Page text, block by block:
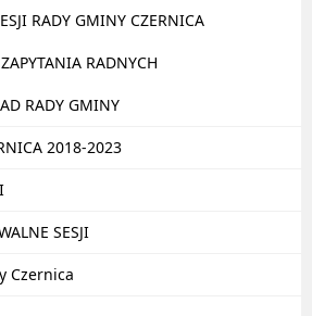
RADY GMINY CZERNICA
RADNYCH
RADY GMINY
2018-2023
SESJI
Czernica